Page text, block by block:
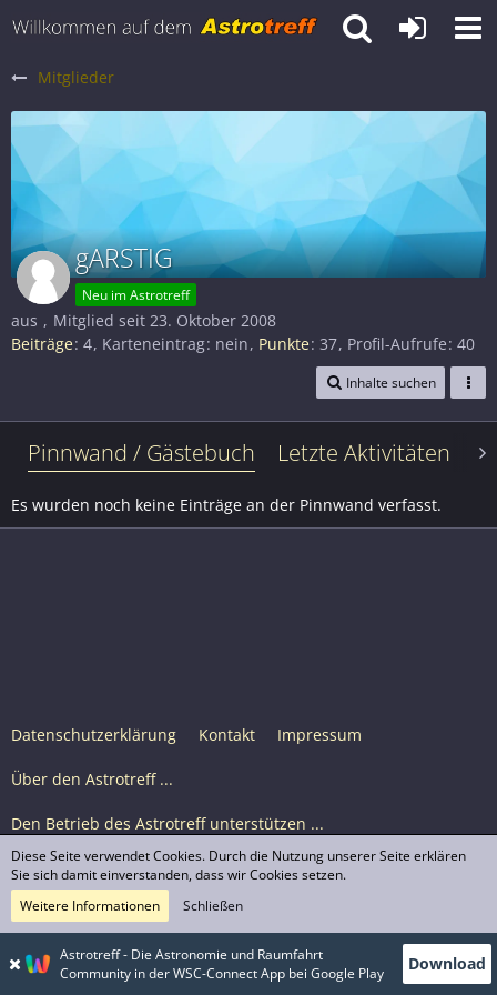
Mitglieder
gARSTIG
Neu im Astrotreff
aus
Mitglied seit 23. Oktober 2008
Beiträge 4 Karteneintrag nein Punkte 37 Profil-Aufrufe 40
Inhalte suchen
Pinnwand / Gästebuch Letzte Aktivitäten
Es wurden noch keine Einträge an der Pinnwand verfasst.
Datenschutzerklärung Kontakt Impressum
Über den Astrotreff ...
Den Betrieb des Astrotreff unterstützen ...
Nutzungsbedingungen
© Astrotreff 2001-2026, lizenziert unter CC BY-SA,
sofern für einzelne Inhalte nicht anders angegeben
Astrotreff - Die Astronomie und Raumfahrt
Community in der WSC-Connect App bei Google Play
Download
Diese Seite verwendet Cookies. Durch die Nutzung unserer Seite erklären
Sie sich damit einverstanden, dass wir Cookies setzen.
Weitere Informationen
Schließen